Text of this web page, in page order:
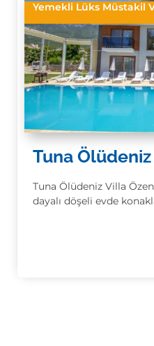
Tuna
Tuna Ölüdeniz Villa
dayalı döşeli evde
Yemekli Lüks Müstakil